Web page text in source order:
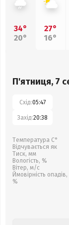
34°
20°
27°
16°
П'ятниця, 7
Схід:05:47
Захід:20:38
Температура С°
Відчувається як
Тиск, мм
Вологість, %
Вітер, м/с
Ймовірність опадів,
%